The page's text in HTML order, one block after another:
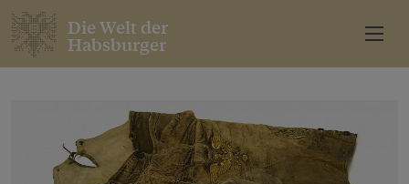
Die Welt der
Habsburger